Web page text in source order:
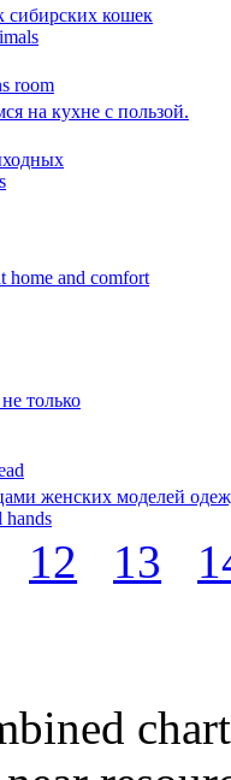
сибирских кошек
room
на кухне с пользой.
home and comfort
только
женских моделей
12 13